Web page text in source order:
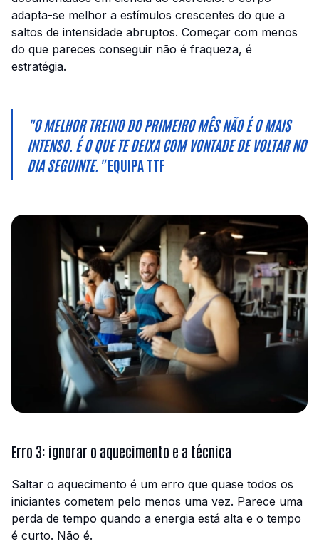
adapta-se melhor a estímulos crescentes do que a
saltos de intensidade abruptos. Começar com menos
do que pareces conseguir não é fraqueza, é
estratégia.
"O MELHOR TREINO DO PRIMEIRO MÊS NÃO É O MAIS
INTENSO. É O QUE TE DEIXA COM VONTADE DE VOLTAR NO
DIA SEGUINTE."EQUIPA TTF
Erro 3: ignorar o aquecimento e a técnica
Saltar o aquecimento é um erro que quase todos os
iniciantes cometem pelo menos uma vez. Parece uma
perda de tempo quando a energia está alta e o tempo
é curto. Não é.